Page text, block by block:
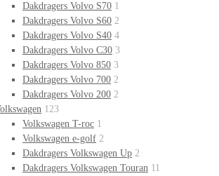
Dakdragers Volvo S70 1
Dakdragers Volvo S60 2
Dakdragers Volvo S40 4
Dakdragers Volvo C30 3
Dakdragers Volvo 850 3
Dakdragers Volvo 700 2
Dakdragers Volvo 200 2
123
Volkswagen T-roc 1
Volkswagen e-golf 2
Dakdragers Volkswagen Up 2
Dakdragers Volkswagen Touran 11